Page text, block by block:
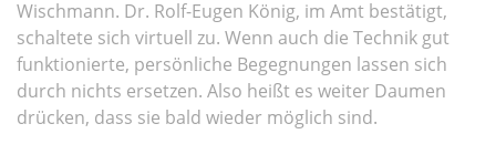
Wischmann. Dr. Rolf-Eugen König, im Amt bestätigt,
schaltete sich virtuell zu. Wenn auch die Technik gut
funktionierte, persönliche Begegnungen lassen sich
durch nichts ersetzen. Also heißt es weiter Daumen
drücken, dass sie bald wieder möglich sind.